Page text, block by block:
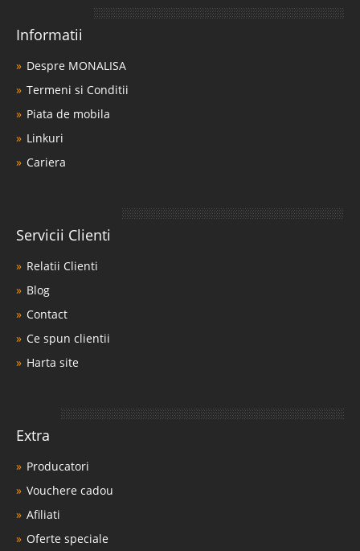
Informatii
Despre MONALISA
Termeni si Conditii
Piata de mobila
Linkuri
Cariera
Servicii Clienti
Relatii Clienti
Blog
Contact
Ce spun clientii
Harta site
Extra
Producatori
Vouchere cadou
Afiliati
Oferte speciale